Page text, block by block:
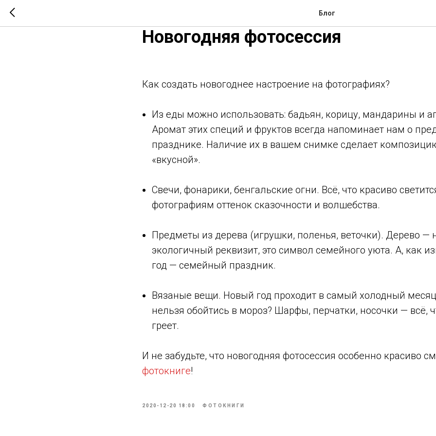
Блог
Новогодняя фотосессия
Как создать новогоднее настроение на фотографиях?
Из еды можно использовать: бадьян, корицу, мандарины и
Аромат этих специй и фруктов всегда напоминает нам о
празднике. Наличие их в вашем снимке сделает
«вкусной».⠀
Свечи, фонарики, бенгальские огни. Всё, что красиво
фотографиям оттенок сказочности и волшебства.
Предметы из дерева (игрушки, поленья, веточки). Дерево —
экологичный реквизит, это символ семейного уюта. А, как
год — семейный праздник.
Вязаные вещи. Новый год проходит в самый холодный месяц
нельзя обойтись в мороз? Шарфы, перчатки, носочки — всё,
греет.
И не забудьте, что новогодняя фотосессия особенно красиво
фотокниге!
2020-12-20 18:00 ФОТОКНИГИ